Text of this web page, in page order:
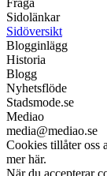
Sidolänkar
Sidöversikt
Blogginlägg
Historia
Blogg
Nyhetsflöde
Stadsmode.se
Mediao
media@mediao.se
Cookies tillåter oss
mer här.
När du accepterar